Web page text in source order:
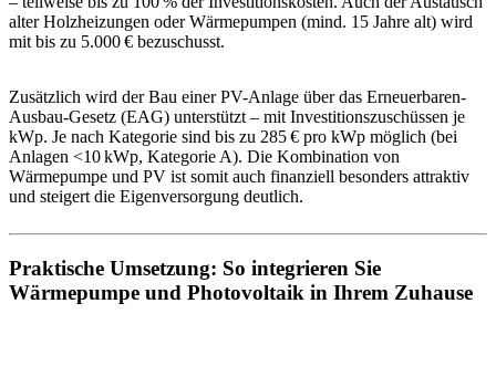
alter Holzheizungen oder Wärmepumpen (mind. 15 Jahre alt) wird
mit bis zu 5.000 € bezuschusst.
Zusätzlich wird der Bau einer PV-Anlage über das Erneuerbaren-
Ausbau-Gesetz (EAG) unterstützt – mit Investitionszuschüssen je
kWp. Je nach Kategorie sind bis zu 285 € pro kWp möglich (bei
Anlagen <10 kWp, Kategorie A). Die Kombination von
Wärmepumpe und PV ist somit auch finanziell besonders attraktiv
und steigert die Eigenversorgung deutlich.
Praktische Umsetzung: So integrieren Sie
Wärmepumpe und Photovoltaik in Ihrem Zuhause